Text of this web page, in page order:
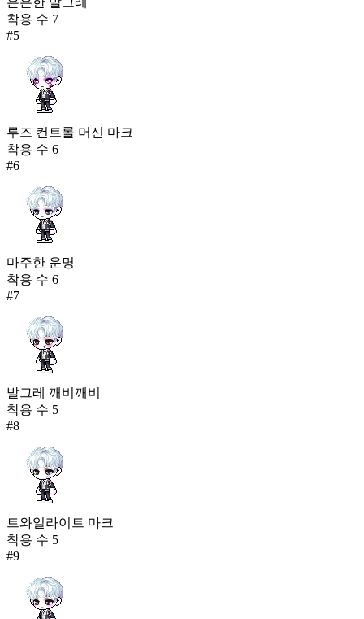
착용 수 7
#5
루즈 컨트롤 머신 마크
착용 수 6
#6
마주한 운명
착용 수 6
#7
발그레 깨비깨비
착용 수 5
#8
트와일라이트 마크
착용 수 5
#9